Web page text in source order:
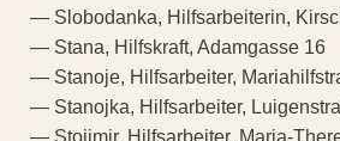
— Slobodanka, Hilfsarbeiterin,
— Stana, Hilfskraft, Adamgasse 16
— Stanoje, Hilfsarbeiter,
— Stanojka, Hilfsarbeiter,